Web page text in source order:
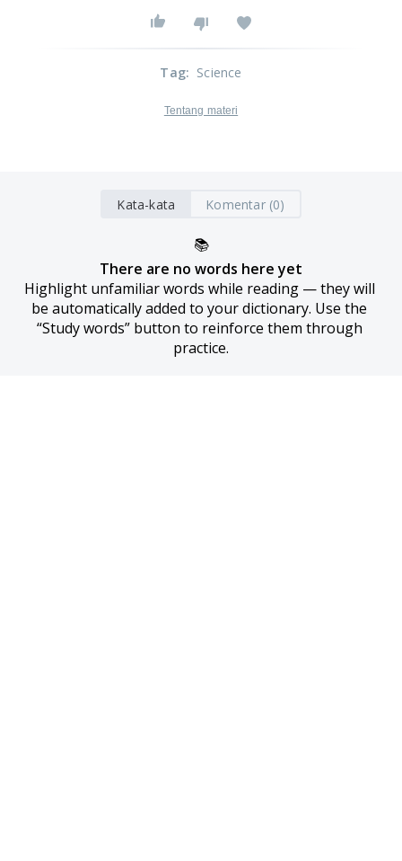
Tag: Science
Tentang materi
Kata-kata Komentar (0)
📚
There are no words here yet
Highlight unfamiliar words while reading — they will
be automatically added to your dictionary. Use the
“Study words” button to reinforce them through
practice.